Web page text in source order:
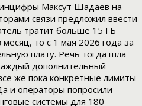
Максут Шадаев на
связи предложил ввести
тратит больше 15 ГБ
то с 1 мая 2026 года за
плату. Речь тогда шла
дополнительный
же пока конкретные лимиты
и операторы попросили
системы для 180